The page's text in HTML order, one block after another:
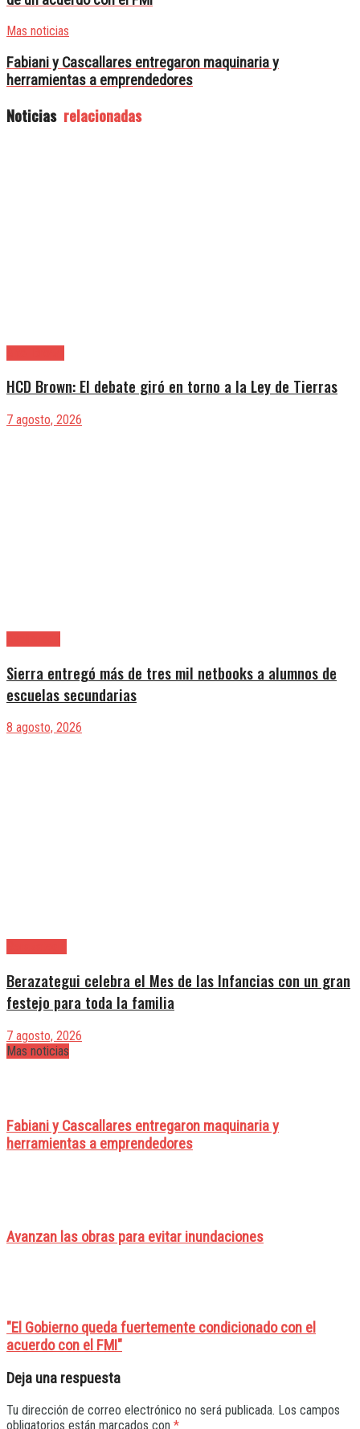
Mas noticias
Fabiani y Cascallares entregaron maquinaria y
herramientas a emprendedores
Noticias relacionadas
HCD Brown: El debate giró en torno a la Ley de Tierras
7 agosto, 2026
Sierra entregó más de tres mil netbooks a alumnos de
escuelas secundarias
8 agosto, 2026
Berazategui celebra el Mes de las Infancias con un gran
festejo para toda la familia
7 agosto, 2026
Mas noticias
Fabiani y Cascallares entregaron maquinaria y
herramientas a emprendedores
Avanzan las obras para evitar inundaciones
"El Gobierno queda fuertemente condicionado con el
acuerdo con el FMI"
Deja una respuesta
Tu dirección de correo electrónico no será publicada. Los campos
obligatorios están marcados con *